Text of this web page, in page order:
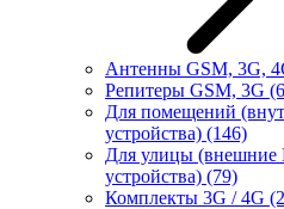
Антенны GSM, 3G,
Репитеры GSM, 3G
Для помещений
устройства) (146)
Для улицы (внешние
устройства) (79)
Комплекты 3G / 4G